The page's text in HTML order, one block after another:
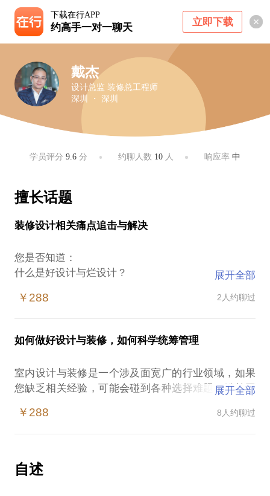
下载在行APP
约高手一对一聊天 立即下载
戴杰
设计总监 装修总工程师
深圳 ・ 深圳
学员评分9.6 分 约聊人数 10人 响应率 中
擅长话题
装修设计相关痛点追击与解决
您是否知道：
什么是好设计与烂设计？
如何获得满意的设计图纸？
如何深化好设计要点？如何准确理解图纸表达的内
容？
认？
如何知道材料运用是否达到优选合理，是否便于落地
施工？
展开全部
￥288 2人约聊过
如何做好设计与装修，如何科学统筹管理
室内设计与装修是一个涉及面宽广的行业领域，如果
您缺乏相关经验，可能会碰到各种选择难题、尴尬困
如果您正待持项目而不知如何判别优秀的合作方；
如果您正在设计和施工的过程中碰到问题；
如果您对设计的整个流程及如何与工程施工结合知之
展开全部
￥288 8人约聊过
自述